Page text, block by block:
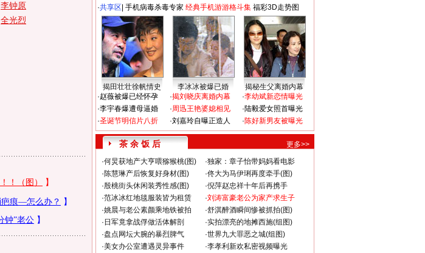
李钟原
全光烈
·共享区 手机病毒杀毒专家 经典手机游游格斗集 福彩3D走势图
揭田壮壮徐帆情史 李冰冰被爆已婚
揭秘生父离婚内幕
·赵薇被爆已经怀孕
·李宇春爆遭母逼婚
·圣诞节明信片八折
·揭刘晓庆离婚内幕
·周迅王艳婆媳相见
·刘嘉玲自曝正造人
·李幼斌新恋情曝光
·陆毅爱女照首曝光
·陈好新男友被曝光
茶 余 饭 后
更多>>
·何炅获地产大亨喂猕猴桃(图) ·独家：章子怡带妈妈看电影
·陈慧琳产后恢复好身材(图) ·佟大为马伊琍再度牵手(图)
·殷桃街头休闲装秀性感(图) ·倪萍赵忠祥十年后再携手
·范冰冰红地毯服装皆为租赁 ·刘涛富豪老公为家产求生子
·姚晨与老公素颜乘地铁被拍 ·舒淇醉酒瞬间惨被抓拍(图)
· 日军竟拿战俘做活体解剖 ·实拍漂亮的地摊西施(组图)
·盘点网坛大腕的暴烈脾气 ·世界九大罪恶之城(组图)
·美女办公室遭遇灵异事件 ·李孝利新欢私密视频曝光